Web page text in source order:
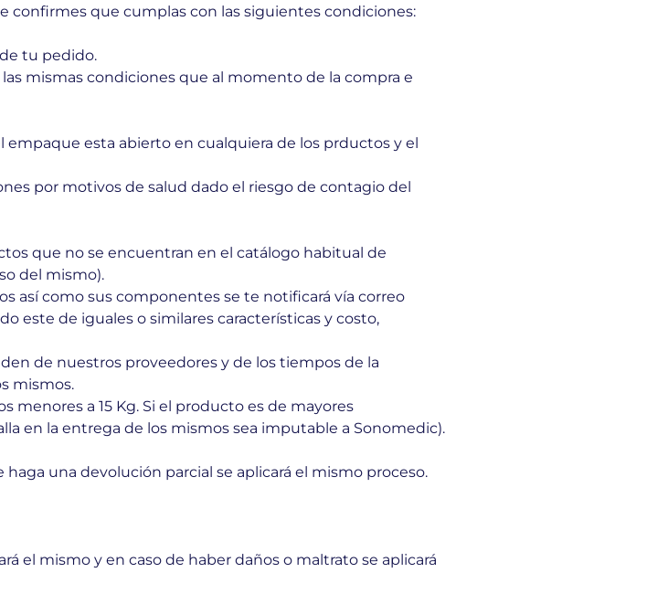
confirmes que cumplas con las siguientes condiciones:
tu pedido.
mismas condiciones que al momento de la compra e
esta abierto en cualquiera de los prductos y el
por motivos de salud dado el riesgo de contagio del
que no se encuentran en el catálogo habitual de
del mismo).
así como sus componentes se te notificará vía correo
este de iguales o similares características y costo,
de nuestros proveedores y de los tiempos de la
mismos.
menores a 15 Kg. Si el producto es de mayores
en la entrega de los mismos sea imputable a Sonomedic).
una devolución parcial se aplicará el mismo proceso.
el mismo y en caso de haber daños o maltrato se aplicará